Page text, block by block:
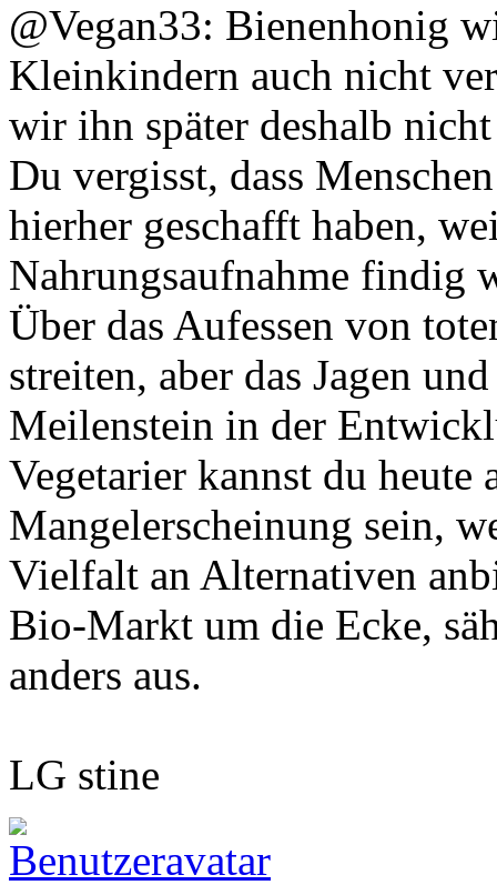
@Vegan33: Bienenhonig
Kleinkindern auch nicht
wir ihn später deshalb
Du vergisst, dass
hierher geschafft haben,
Nahrungsaufnahme findig
Über das Aufessen von
streiten, aber das Jagen
Meilenstein in der
Vegetarier kannst du heute
Mangelerscheinung sein,
Vielfalt an Alternativen
Bio-Markt um die Ecke,
anders aus.
LG stine